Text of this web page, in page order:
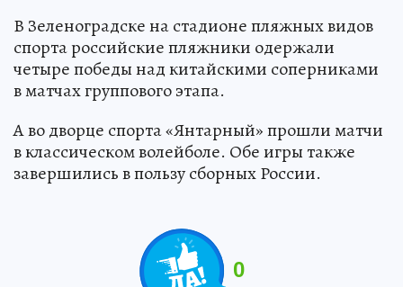
В Зеленоградске на стадионе пляжных видов
спорта российские пляжники одержали
четыре победы над китайскими соперниками
в матчах группового этапа.
А во дворце спорта «Янтарный» прошли матчи
в классическом волейболе. Обе игры также
завершились в пользу сборных России.
0